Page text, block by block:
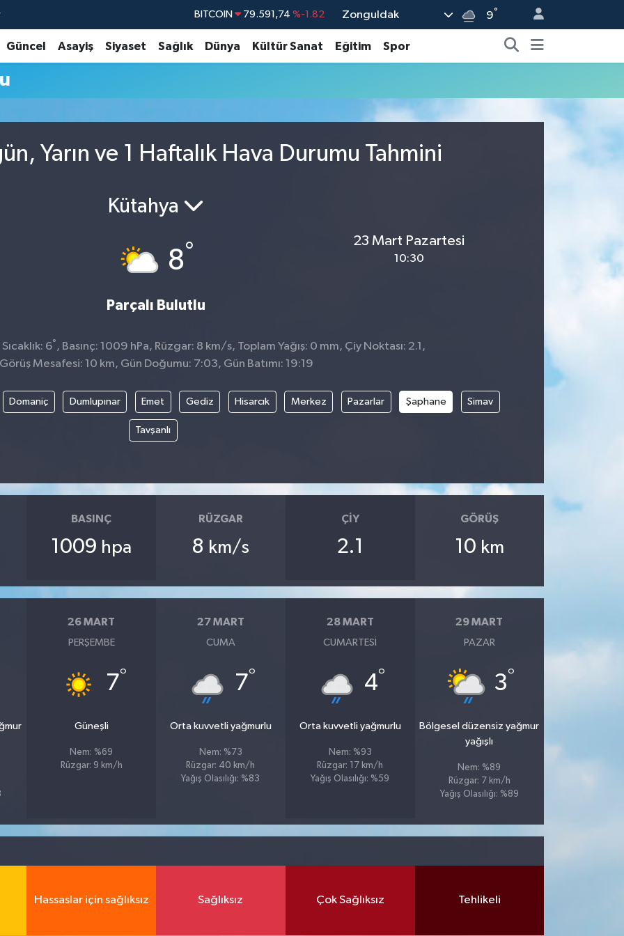
BITCOIN 79.591,74 %-1.82
DOLAR 45,43620 %0.02
EURO 53,38690 %0.19
Zonguldak 9°
Güncel Asayiş Siyaset Sağlık Dünya Kültür Sanat Eğitim Spor
Yarın ve 1 Haftalık Hava Durumu Tahmini
Kütahya
8°
Parçalı Bulutlu
23 Mart Pazartesi
10:30
6° , Basınç: 1009 hPa, Rüzgar: 8 km/s, Toplam Yağış: 0 mm, Çiy Noktası: 2.1,
Görüş Mesafesi: 10 km, Gün Doğumu: 7:03, Gün Batımı: 19:19
Domaniç Dumlupınar Emet Gediz Hisarcık Merkez Pazarlar Şaphane Simav
Tavşanlı
BASINÇ
1009 hpa
RÜZGAR
8 km/s
ÇIY
2.1
GÖRÜŞ
10 km
26 MART
PERŞEMBE
7°
Güneşli
Nem: %69
Rüzgar: 9 km/h
27 MART
CUMA
7°
Orta kuvvetli yağmurlu
Nem: %73
Rüzgar: 40 km/h
Yağış Olasılığı: %83
28 MART
CUMARTESI
4°
Orta kuvvetli yağmurlu
Nem: %93
Rüzgar: 17 km/h
Yağış Olasılığı: %59
29 MART
PAZAR
3°
Bölgesel düzensiz yağmur
yağışlı
Nem: %89
Rüzgar: 7 km/h
Yağış Olasılığı: %89
Hassaslar için sağlıksız Sağlıksız Çok Sağlıksız Tehlikeli